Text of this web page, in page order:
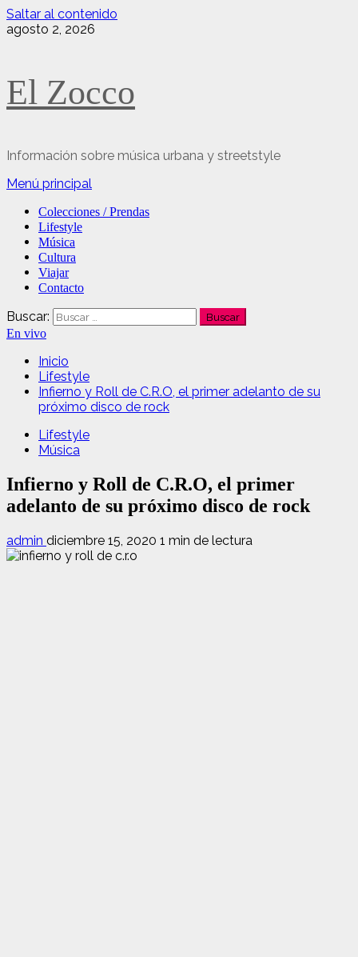
Saltar al contenido
agosto 2, 2026
El Zocco
Información sobre música urbana y streetstyle
Menú principal
Colecciones / Prendas
Lifestyle
Música
Cultura
Viajar
Contacto
Buscar:
En vivo
Inicio
Lifestyle
Infierno y Roll de C.R.O, el primer adelanto de su
próximo disco de rock
Lifestyle
Música
Infierno y Roll de C.R.O, el primer
adelanto de su próximo disco de rock
admin diciembre 15, 2020 1 min de lectura